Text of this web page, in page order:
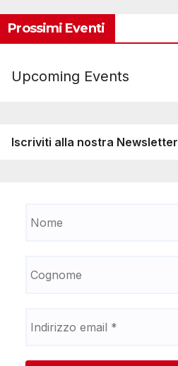
Prossimi Eventi
Upcoming Events
Iscriviti alla nostra Newsletter